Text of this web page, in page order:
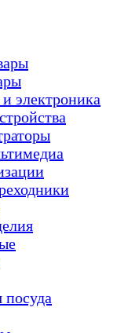
электроника
посуда